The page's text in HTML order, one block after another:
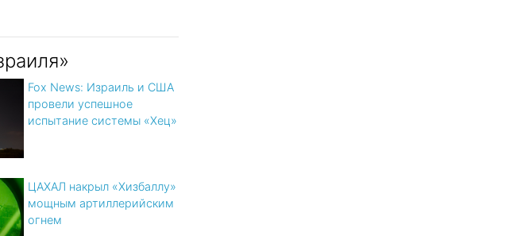
Fox News: Израиль и США
провели успешное
испытание системы «Хец»
ЦАХАЛ накрыл «Хизбаллу»
мощным артиллерийским
огнем